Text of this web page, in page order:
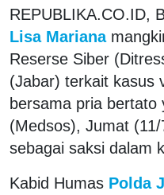
REPUBLIKA.CO.ID,
Lisa Mariana
Reserse Siber
(Jabar) terkait kasus
bersama pria bertato
(Medsos), Jumat
sebagai saksi dalam
Kabid Humas Polda